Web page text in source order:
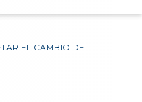
EL CAMBIO DE